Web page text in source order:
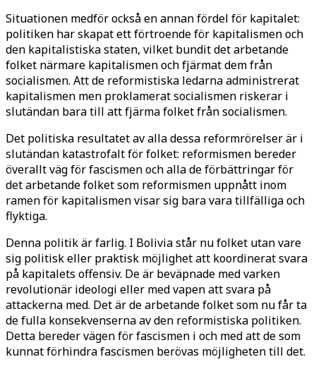
Situationen medför också en annan fördel för kapitalet:
politiken har skapat ett förtroende för kapitalismen och
den kapitalistiska staten, vilket bundit det arbetande
folket närmare kapitalismen och fjärmat dem från
socialismen. Att de reformistiska ledarna administrerat
kapitalismen men proklamerat socialismen riskerar i
slutändan bara till att fjärma folket från socialismen.
Det politiska resultatet av alla dessa reformrörelser är i
slutändan katastrofalt för folket: reformismen bereder
överallt väg för fascismen och alla de förbättringar för
det arbetande folket som reformismen uppnått inom
ramen för kapitalismen visar sig bara vara tillfälliga och
flyktiga.
Denna politik är farlig. I Bolivia står nu folket utan vare
sig politisk eller praktisk möjlighet att koordinerat svara
på kapitalets offensiv. De är beväpnade med varken
revolutionär ideologi eller med vapen att svara på
attackerna med. Det är de arbetande folket som nu får ta
de fulla konsekvenserna av den reformistiska politiken.
Detta bereder vägen för fascismen i och med att de som
kunnat förhindra fascismen berövas möjligheten till det.